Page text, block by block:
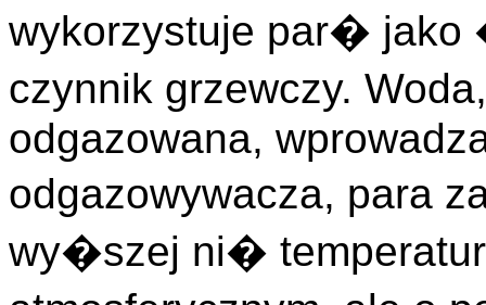
wykorzystuje par� jako
czynnik grzewczy.
odgazowana,
odgazowywacza, para
wy�szej ni�